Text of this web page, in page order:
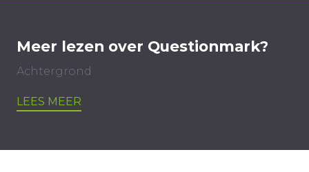
Meer lezen over Questionmark?
Achtergrond
LEES MEER